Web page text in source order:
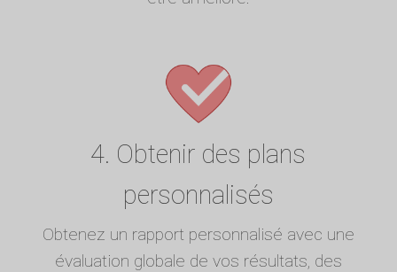
4. Obtenir des plans
personnalisés
Obtenez un rapport personnalisé avec une
évaluation globale de vos résultats, des